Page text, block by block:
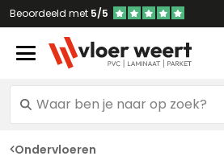
Beoordeeld met 5/5
Ondervloeren